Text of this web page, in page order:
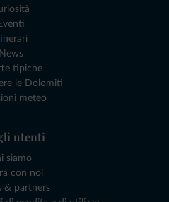
News
tipiche
le Dolomiti
meteo
utenti
siamo
con noi
& partners